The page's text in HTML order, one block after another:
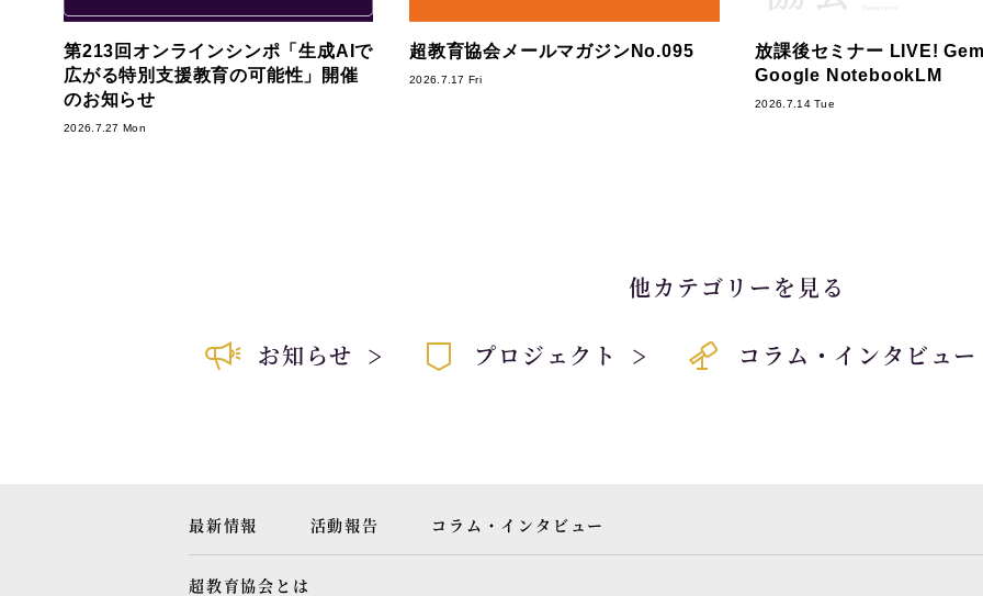
第213回オンラインシンポ「生成AIで
広がる特別支援教育の可能性」開催
のお知らせ
2026.7.27 Mon
超教育協会メールマガジンNo.095
2026.7.17 Fri
放課後セミナー LIVE!
Google NotebookLM
2026.7.14 Tue
他カテゴリーを見る
お知らせ プロジェクト コラム・インタビュー
最新情報 活動報告 コラム・インタビュー
超教育協会とは